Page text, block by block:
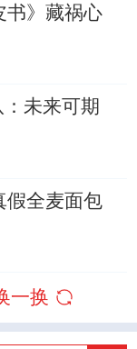
书》藏祸心
未来可期
假全麦面包
一换